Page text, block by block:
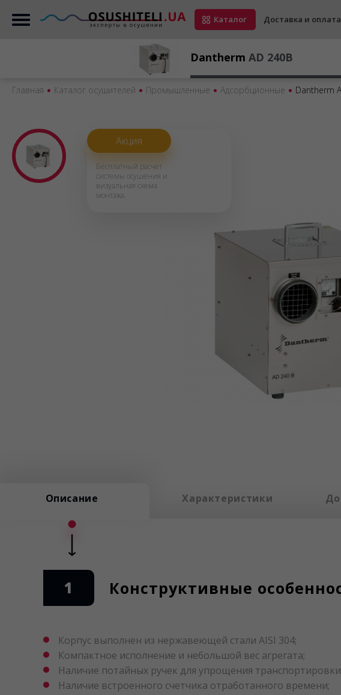
Каталог Доставка и оплата
Главная Каталог осушителей Промышленные Адсорбционные Dantherm
Dantherm AD 240B
Акция
Бесплатный расчет
системы осушения и
визуальная схема
монтажа.
Описание Характеристики
1 Конструктивные
Корпус выполнен из нержавеющей стали AISI 304;
Компактное исполнение и небольшой вес агрегата;
Наличие потайных ручек для упрощения транспортировки
Наличие встроенного счетчика отработанного времени;